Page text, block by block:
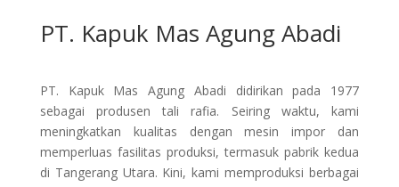
PT. Kapuk Mas Agung Abadi
PT. Kapuk Mas Agung Abadi didirikan pada 1977
sebagai produsen tali rafia. Seiring waktu, kami
meningkatkan kualitas dengan mesin impor dan
memperluas fasilitas produksi, termasuk pabrik kedua
di Tangerang Utara. Kini, kami memproduksi berbagai